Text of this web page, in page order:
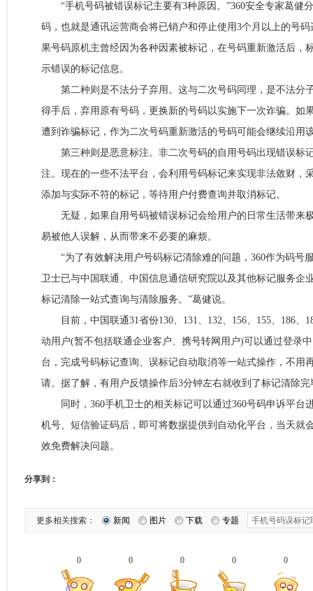
“手机号码被错误标记主要有3种原因。”360安全专家葛健
码，也就是通讯运营商会将已销户和停止使用3个月以上的号
果号码原机主曾经因为各种因素被标记，在号码重新激活后，
示错误的标记信息。
第二种则是不法分子弃用。这与二次号码同理，是不法分
得手后，弃用原有号码，更换新的号码以实施下一次诈骗。如
遭到诈骗标记，作为二次号码重新激活的号码可能会继续沿用
第三种则是恶意标注。非二次号码的自用号码出现错误标
注。现在的一些不法平台，会利用号码标记来实现非法敛财，
添加与实际不符的标记，等待用户付费查询并取消标记。
无疑，如果自用号码被错误标记会给用户的日常生活带来
易被他人误解，从而带来不必要的麻烦。
“为了有效解决用户号码标记清除难的问题，360作为码号
卫士已与中国联通、中国信息通信研究院以及其他标记服务企
标记清除一站式查询与清除服务。”葛健说。
目前，中国联通31省份130、131、132、156、155、186、
动用户(暂不包括联通企业客户、携号转网用户)可以通过登录
台，完成号码标记查询、误标记自动取消等一站式操作，不用
请。据了解，有用户反馈操作后3分钟左右就收到了标记清除
同时，360手机卫士的相关标记可以通过360号码申诉平台
机号、短信验证码后，即可将数据提供到自动化平台，当天就
效免费解决问题。
分享到：
更多相关搜索： 新闻 图片 下载 专题
0 0 0 0 0